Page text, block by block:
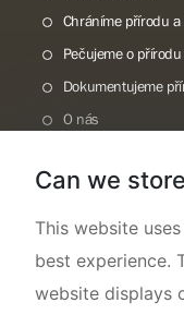
Chráníme přírodu
Pečujeme o
Dokumentujeme
O nás
Can we
This website
best experience.
website displays